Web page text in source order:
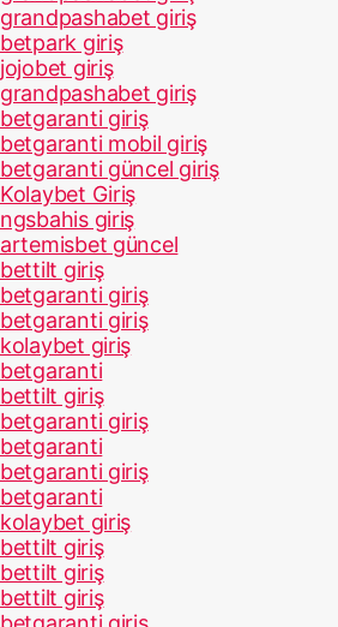
grandpashabet giriş
betpark giriş
jojobet giriş
grandpashabet giriş
betgaranti giriş
betgaranti mobil giriş
betgaranti güncel giriş
Kolaybet Giriş
ngsbahis giriş
artemisbet güncel
bettilt giriş
betgaranti giriş
betgaranti giriş
kolaybet giriş
betgaranti
bettilt giriş
betgaranti giriş
betgaranti
betgaranti giriş
betgaranti
kolaybet giriş
bettilt giriş
bettilt giriş
bettilt giriş